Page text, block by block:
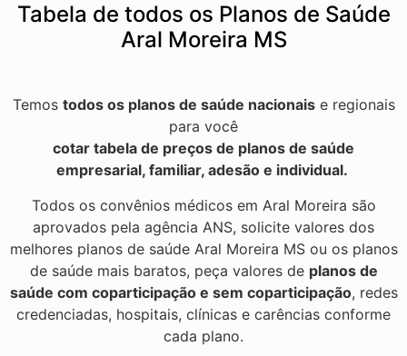
Tabela de todos os Planos de Saúde
Aral Moreira MS
Temos todos os planos de saúde nacionaise regionais
para você
cotar tabela de preços de planos de saúde
empresarial, familiar, adesão e individual.
Todos os convênios médicos em Aral Moreira são
aprovados pela agência ANS, solicite valores dos
melhores planos de saúde Aral Moreira MS ou os planos
de saúde mais baratos, peça valores de planos de
saúde com coparticipação e sem coparticipação, redes
credenciadas, hospitais, clínicas e carências conforme
cada plano.